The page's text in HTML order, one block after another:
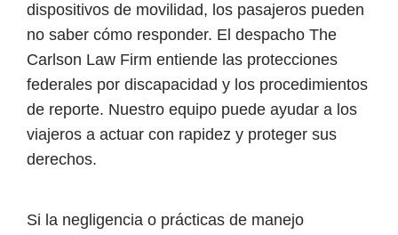
dispositivos de movilidad, los pasajeros pueden
no saber cómo responder. El despacho The
Carlson Law Firm entiende las protecciones
federales por discapacidad y los procedimientos
de reporte. Nuestro equipo puede ayudar a los
viajeros a actuar con rapidez y proteger sus
derechos.
Si la negligencia o prácticas de manejo